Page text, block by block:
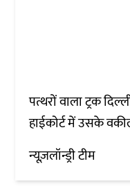
पत्थरों वाला ट्रक
हाईकोर्ट में उसके
न्यूज़लॉन्ड्री टीम